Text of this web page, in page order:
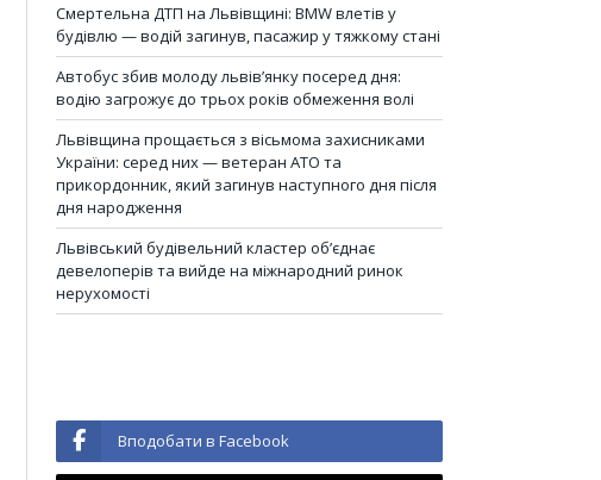
Смертельна ДТП на Львівщині: BMW влетів у
будівлю — водій загинув, пасажир у тяжкому стані
Автобус збив молоду львів’янку посеред дня:
водію загрожує до трьох років обмеження волі
Львівщина прощається з вісьмома захисниками
України: серед них — ветеран АТО та
прикордонник, який загинув наступного дня після
дня народження
Львівський будівельний кластер об’єднає
девелоперів та вийде на міжнародний ринок
нерухомості
Вподобати в Facebook